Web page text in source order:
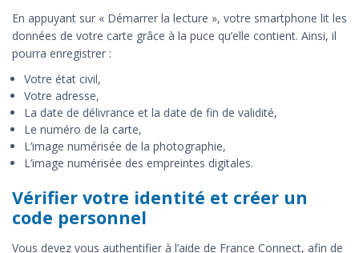
En appuyant sur « Démarrer la lecture », votre smartphone lit les
données de votre carte grâce à la puce qu’elle contient. Ainsi, il
pourra enregistrer :
Votre état civil,
Votre adresse,
La date de délivrance et la date de fin de validité,
Le numéro de la carte,
L’image numérisée de la photographie,
L’image numérisée des empreintes digitales.
Vérifier votre identité et créer un
code personnel
Vous devez vous authentifier à l’aide de France Connect, afin de